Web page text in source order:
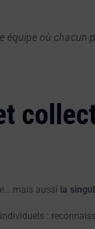
équipe où
mais aussi la
: